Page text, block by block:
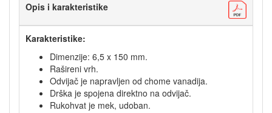
Opis i karakteristike
Karakteristike:
Dimenzije: 6,5 x 150 mm.
Rašireni vrh.
Odvijač je napravljen od chome vanadija.
Drška je spojena direktno na odvijač.
Rukohvat je mek, udoban.